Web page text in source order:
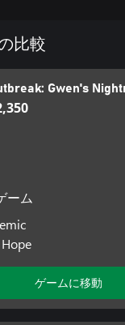
比較
Gwen's
ーム
ゲームに移動